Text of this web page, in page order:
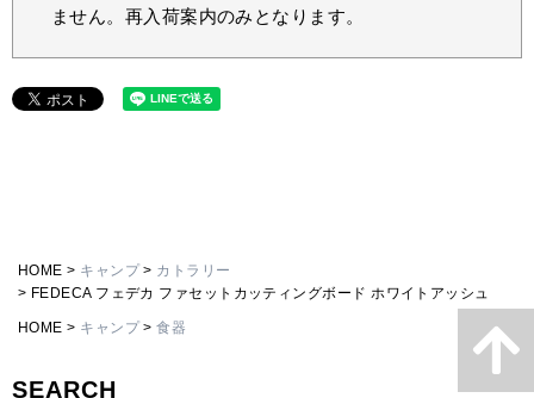
SEARCH
ません。再入荷案内のみとなります。
HOME キャンプ
カトラリー
FEDECA フェデカ ファセットカッティングボード ホワイトアッシュ
HOME キャンプ 食器